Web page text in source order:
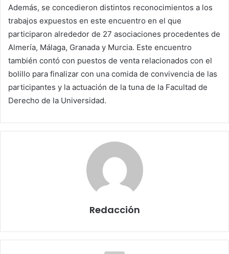
Además, se concedieron distintos reconocimientos a los
trabajos expuestos en este encuentro en el que
participaron alrededor de 27 asociaciones procedentes de
Almería, Málaga, Granada y Murcia. Este encuentro
también contó con puestos de venta relacionados con el
bolillo para finalizar con una comida de convivencia de las
participantes y la actuación de la tuna de la Facultad de
Derecho de la Universidad.
Redacción